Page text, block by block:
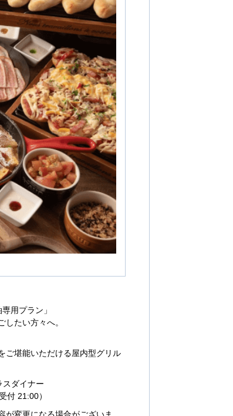
用プラン」
したい方々へ。
ご堪能いただける屋内型グリル
スダイナー
付 21:00）